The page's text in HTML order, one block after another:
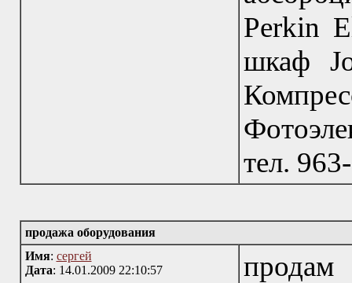
Perkin
шкаф
тел.
продажа оборудования
Имя: сергей
Дата: 14.01.2009 22:10:57